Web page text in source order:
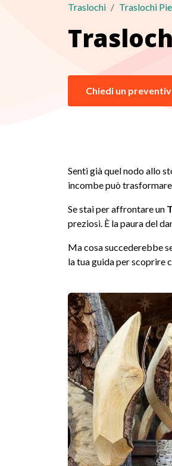
Traslochi Traslochi
Chiedi un
Senti già quel nodo allo
incombe può
Se stai per affrontare un
preziosi. È la paura del
Ma cosa succederebbe
la tua guida per scoprire